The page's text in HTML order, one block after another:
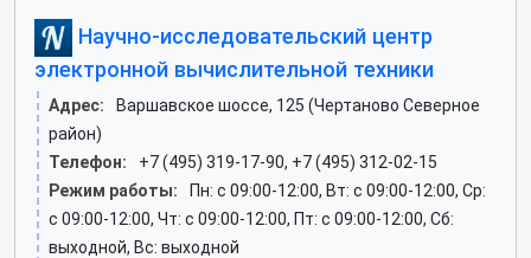
Научно-исследовательский центр
электронной вычислительной техники
Адрес:
Варшавское шоссе, 125 (Чертаново Северное
район)
Телефон:
+7 (495) 319-17-90, +7 (495) 312-02-15
Режим работы:
Пн: c 09:00-12:00, Вт: c 09:00-12:00, Ср:
c 09:00-12:00, Чт: c 09:00-12:00, Пт: c 09:00-12:00, Сб:
выходной, Вс: выходной